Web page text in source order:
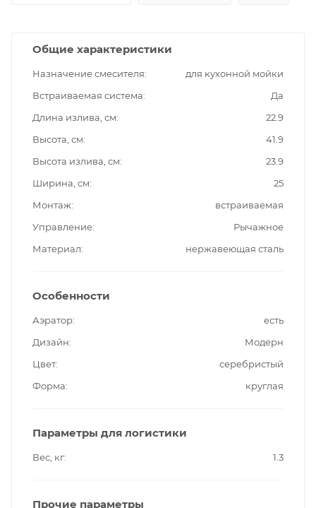
Общие характеристики
Назначение смесителя
для кухонной мойки
Встраиваемая система
Да
Длина излива, см
22.9
Высота, см
41.9
Высота излива, см
23.9
Ширина, см
25
Монтаж
встраиваемая
Управление
Рычажное
Материал
нержавеющая сталь
Особенности
Аэратор
есть
Дизайн
Модерн
Цвет
серебристый
Форма
круглая
Параметры для логистики
Вес, кг 1.3
Прочие параметры